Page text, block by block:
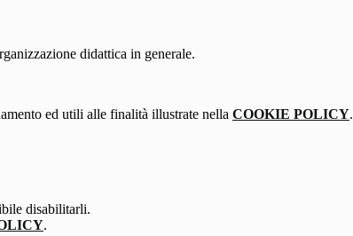
didattica in generale.
ed utili alle finalità illustrate nella COOKIE POLICY.
disabilitarli.
.